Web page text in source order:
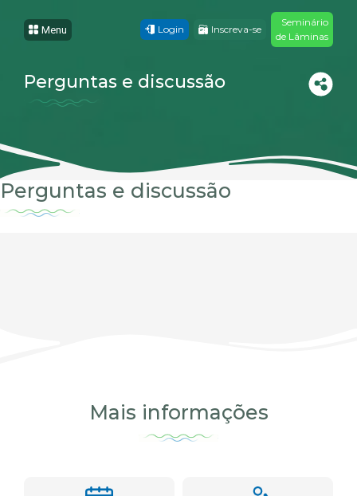
Perguntas e discussão
Menu Login Inscreva-se
Seminário
de Lâminas
Perguntas e discussão
Mais informações